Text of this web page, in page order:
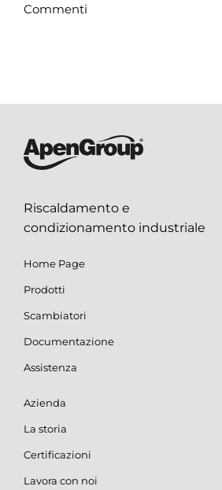
Commenti
Riscaldamento e
condizionamento industriale
Home Page
Prodotti
Scambiatori
Documentazione
Assistenza
Azienda
La storia
Certificazioni
Lavora con noi